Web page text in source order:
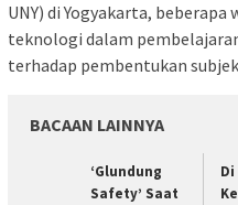
UNY) di Yogyakarta,
teknologi dalam
terhadap pembentukan
BACAAN LAINNYA
‘Glundung
Safety’ Saat